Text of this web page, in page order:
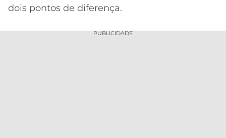
APPS
PREMIER
dois pontos de diferença.
PUBLICIDADE